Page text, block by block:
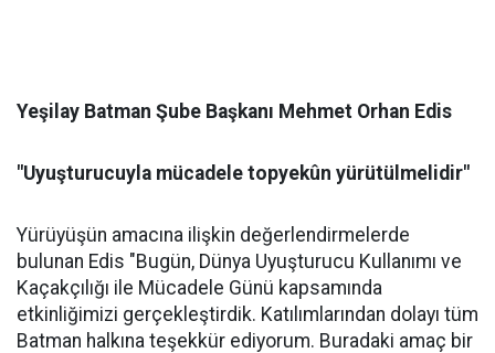
Yeşilay Batman Şube Başkanı Mehmet Orhan Edis
"Uyuşturucuyla mücadele topyekûn yürütülmelidir"
Yürüyüşün amacına ilişkin değerlendirmelerde
bulunan Edis "Bugün, Dünya Uyuşturucu Kullanımı ve
Kaçakçılığı ile Mücadele Günü kapsamında
etkinliğimizi gerçekleştirdik. Katılımlarından dolayı tüm
Batman halkına teşekkür ediyorum. Buradaki amaç bir